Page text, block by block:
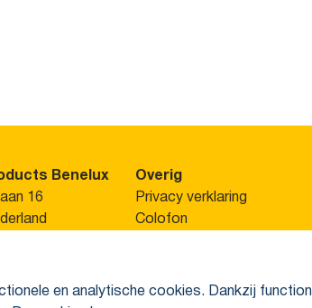
en analytische cookies. Dankzij
Benelux
16
bereik ons via:
Overig
Privacy verklaring
Colofon